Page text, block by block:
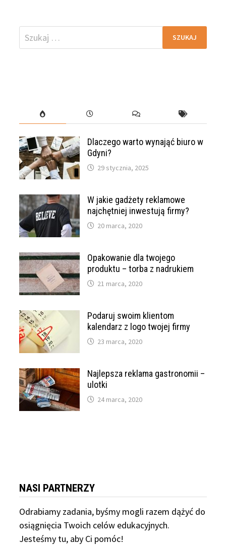
Szukaj:
Dlaczego warto wynająć biuro w
Gdyni?
29 stycznia, 2025
W jakie gadżety reklamowe
najchętniej inwestują firmy?
20 marca, 2020
Opakowanie dla twojego
produktu – torba z nadrukiem
21 marca, 2020
Podaruj swoim klientom
kalendarz z logo twojej firmy
23 marca, 2020
Najlepsza reklama gastronomii –
ulotki
24 marca, 2020
NASI PARTNERZY
Odrabiamy zadania, byśmy mogli razem dążyć do
osiągnięcia Twoich celów edukacyjnych.
Jesteśmy tu, aby Ci pomóc!